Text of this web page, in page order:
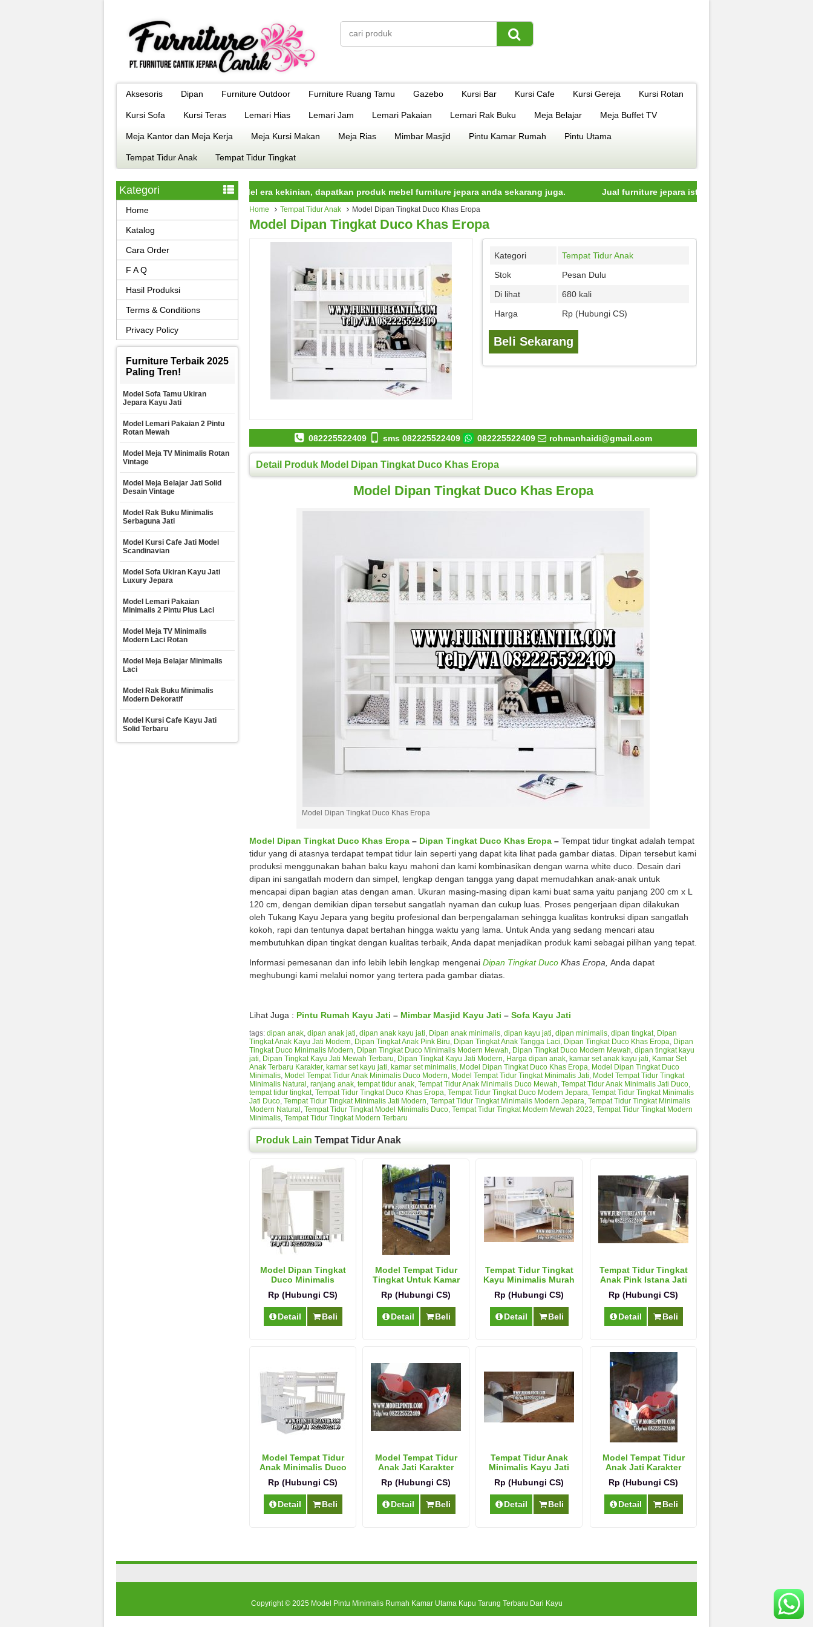
Aksesoris Dipan Furniture Outdoor Furniture Ruang Tamu Gazebo Kursi Bar Kursi Cafe Kursi Gereja Kursi Rotan
Kursi Sofa Kursi Teras Lemari Hias Lemari Jam Lemari Pakaian Lemari Rak Buku Meja Belajar Meja Buffet TV
Meja Kantor dan Meja Kerja Meja Kursi Makan Meja Rias Mimbar Masjid Pintu Kamar Rumah Pintu Utama
Tempat Tidur Anak Tempat Tidur Tingkat
jepara istimewa dengan kualitas terbaik model era kekinian, dapatkan produk mebel furniture jepara anda sekarang juga. Jual furniture jepara istimewa dengan kualitas terbaik
Home Tempat Tidur Anak Model Dipan Tingkat Duco Khas Eropa
Model Dipan Tingkat Duco Khas Eropa
Kategori
Tempat Tidur Anak
Stok
Pesan Dulu
Di lihat
680 kali
Harga
Rp (Hubungi CS)
Beli Sekarang
082225522409 sms 082225522409 082225522409 rohmanhaidi@gmail.com
Detail Produk Model Dipan Tingkat Duco Khas Eropa
Model Dipan Tingkat Duco Khas Eropa
Model Dipan Tingkat Duco Khas Eropa
Model Dipan Tingkat Duco Khas Eropa – Dipan Tingkat Duco Khas Eropa – Tempat tidur tingkat adalah tempat
tidur yang di atasnya terdapat tempat tidur lain seperti yang dapat kita lihat pada gambar diatas. Dipan tersebut kami
produksi menggunakan bahan baku kayu mahoni dan kami kombinasikan dengan warna white duco. Desain dari
dipan ini sangatlah modern dan simpel, lengkap dengan tangga yang dapat memudahkan anak-anak untuk
mencapai dipan bagian atas dengan aman. Ukuran masing-masing dipan kami buat sama yaitu panjang 200 cm x L
120 cm, dengan demikian dipan tersebut sangatlah nyaman dan cukup luas. Proses pengerjaan dipan dilakukan
oleh Tukang Kayu Jepara yang begitu profesional dan berpengalaman sehingga kualitas kontruksi dipan sangatlah
kokoh, rapi dan tentunya dapat bertahan hingga waktu yang lama. Untuk Anda yang sedang mencari atau
membutuhkan dipan tingkat dengan kualitas terbaik, Anda dapat menjadikan produk kami sebagai pilihan yang tepat.
Informasi pemesanan dan info lebih lebih lengkap mengenai Dipan Tingkat Duco Khas Eropa, Anda dapat
meghubungi kami melalui nomor yang tertera pada gambar diatas.
Lihat Juga : Pintu Rumah Kayu Jati – Mimbar Masjid Kayu Jati – Sofa Kayu Jati
tags: dipan anak, dipan anak jati, dipan anak kayu jati, Dipan anak minimalis, dipan kayu jati, dipan minimalis, dipan tingkat, Dipan
Tingkat Anak Kayu Jati Modern, Dipan Tingkat Anak Pink Biru, Dipan Tingkat Anak Tangga Laci, Dipan Tingkat Duco Khas Eropa, Dipan
Tingkat Duco Minimalis Modern, Dipan Tingkat Duco Minimalis Modern Mewah, Dipan Tingkat Duco Modern Mewah, dipan tingkat kayu
jati, Dipan Tingkat Kayu Jati Mewah Terbaru, Dipan Tingkat Kayu Jati Modern, Harga dipan anak, kamar set anak kayu jati, Kamar Set
Anak Terbaru Karakter, kamar set kayu jati, kamar set minimalis, Model Dipan Tingkat Duco Khas Eropa, Model Dipan Tingkat Duco
Minimalis, Model Tempat Tidur Anak Minimalis Duco Modern, Model Tempat Tidur Tingkat Minimalis Jati, Model Tempat Tidur Tingkat
Minimalis Natural , ranjang anak, tempat tidur anak, Tempat Tidur Anak Minimalis Duco Mewah, Tempat Tidur Anak Minimalis Jati Duco,
tempat tidur tingkat, Tempat Tidur Tingkat Duco Khas Eropa, Tempat Tidur Tingkat Duco Modern Jepara, Tempat Tidur Tingkat Minimalis
Jati Duco, Tempat Tidur Tingkat Minimalis Jati Modern, Tempat Tidur Tingkat Minimalis Modern Jepara, Tempat Tidur Tingkat Minimalis
Modern Natural , Tempat Tidur Tingkat Model Minimalis Duco, Tempat Tidur Tingkat Modern Mewah 2023, Tempat Tidur Tingkat Modern
Minimalis, Tempat Tidur Tingkat Modern Terbaru
Produk Lain Tempat Tidur Anak
Model Dipan Tingkat
Duco Minimalis
Rp (Hubungi CS)
Detail Beli
Model Tempat Tidur
Tingkat Untuk Kamar
Rp (Hubungi CS)
Detail Beli
Tempat Tidur Tingkat
Kayu Minimalis Murah
Rp (Hubungi CS)
Detail Beli
Tempat Tidur Tingkat
Anak Pink Istana Jati
Rp (Hubungi CS)
Detail Beli
Model Tempat Tidur
Anak Minimalis Duco
Rp (Hubungi CS)
Detail Beli
Model Tempat Tidur
Anak Jati Karakter
Rp (Hubungi CS)
Detail Beli
Tempat Tidur Anak
Minimalis Kayu Jati
Rp (Hubungi CS)
Detail Beli
Model Tempat Tidur
Anak Jati Karakter
Rp (Hubungi CS)
Detail Beli
Kategori
Home
Katalog
Cara Order
F A Q
Hasil Produksi
Terms & Conditions
Privacy Policy
Furniture Terbaik 2025
Paling Tren!
Model Sofa Tamu Ukiran
Jepara Kayu Jati
Model Lemari Pakaian 2 Pintu
Rotan Mewah
Model Meja TV Minimalis Rotan
Vintage
Model Meja Belajar Jati Solid
Desain Vintage
Model Rak Buku Minimalis
Serbaguna Jati
Model Kursi Cafe Jati Model
Scandinavian
Model Sofa Ukiran Kayu Jati
Luxury Jepara
Model Lemari Pakaian
Minimalis 2 Pintu Plus Laci
Model Meja TV Minimalis
Modern Laci Rotan
Model Meja Belajar Minimalis
Laci
Model Rak Buku Minimalis
Modern Dekoratif
Model Kursi Cafe Kayu Jati
Solid Terbaru
Copyright © 2025 Model Pintu Minimalis Rumah Kamar Utama Kupu Tarung Terbaru Dari Kayu